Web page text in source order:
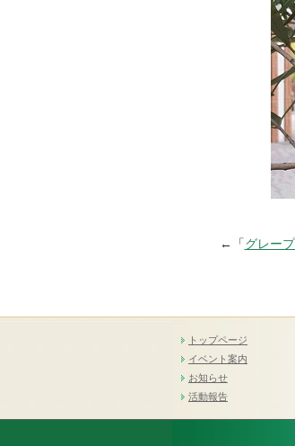
←「グレー
トップページ
イベント案内
お知らせ
活動報告